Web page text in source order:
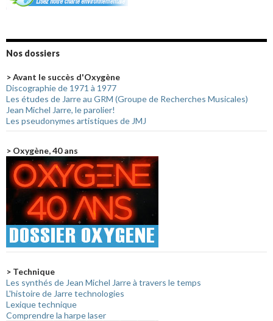
Nos dossiers
> Avant le succès d'Oxygène
Discographie de 1971 à 1977
Les études de Jarre au GRM (Groupe de Recherches Musicales)
Jean Michel Jarre, le parolier!
Les pseudonymes artistiques de JMJ
> Oxygène, 40 ans
> Technique
Les synthés de Jean Michel Jarre à travers le temps
L'histoire de Jarre technologies
Lexique technique
Comprendre la harpe laser